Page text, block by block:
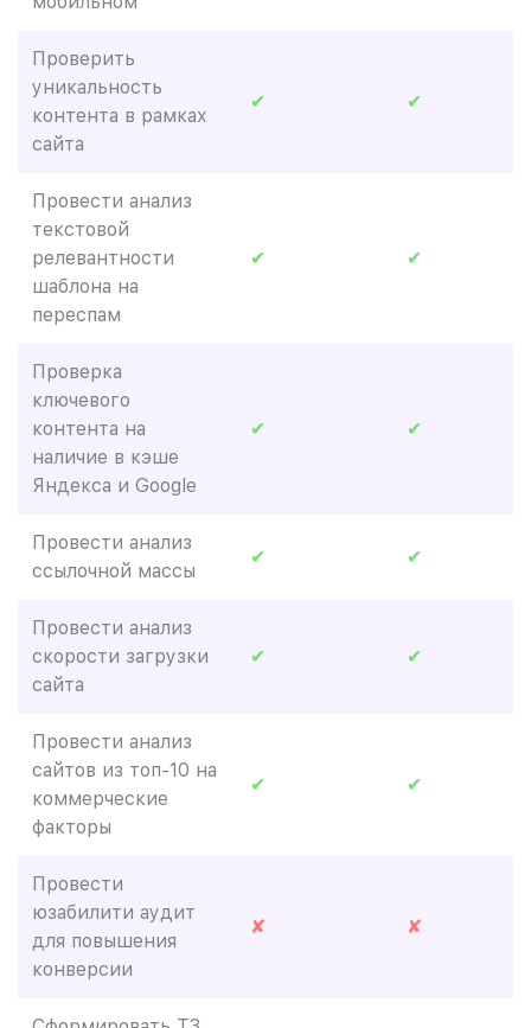
Проверить
уникальность
контента в рамках
сайта
✔ ✔
Провести анализ
текстовой
релевантности
шаблона на
переспам
✔ ✔
Проверка
ключевого
контента на
наличие в кэше
Яндекса и Google
✔ ✔
Провести анализ
ссылочной массы
✔ ✔
Провести анализ
скорости загрузки
сайта
✔ ✔
Провести анализ
сайтов из топ-10 на
коммерческие
факторы
✔ ✔
Провести
юзабилити аудит
для повышения
конверсии
✘ ✘